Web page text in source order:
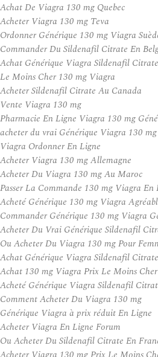
Achat De Viagra 130 mg Quebec
Acheter Viagra 130 mg Teva
Ordonner Générique 130 mg Viagra
Commander Du Sildenafil Citrate En
Achat Générique Viagra Sildenafil
Le Moins Cher 130 mg Viagra
Acheter Sildenafil Citrate Au Canada
Vente Viagra 130 mg
Pharmacie En Ligne Viagra 130 mg
acheter du vrai Générique Viagra 130 mg
Viagra Ordonner En Ligne
Acheter Viagra 130 mg Allemagne
Acheter Du Viagra 130 mg Au Maroc
Passer La Commande 130 mg Viagra En
Acheté Générique 130 mg Viagra
Commander Générique 130 mg Viagra
Acheter Du Vrai Générique Sildenafil
Ou Acheter Du Viagra 130 mg Pour
Achat Générique Viagra Sildenafil
Achat 130 mg Viagra Prix Le Moins Cher
Acheté Générique Viagra Sildenafil
Comment Acheter Du Viagra 130 mg
Générique Viagra à prix réduit En Ligne
Acheter Viagra En Ligne Forum
Ou Acheter Du Sildenafil Citrate En